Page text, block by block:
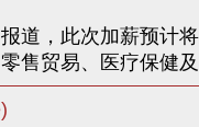
，此次加薪预计将
售贸易、医疗保健及